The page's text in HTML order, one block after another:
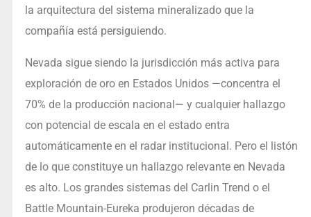
la arquitectura del sistema mineralizado que la
compañía está persiguiendo.
Nevada sigue siendo la jurisdicción más activa para
exploración de oro en Estados Unidos —concentra el
70% de la producción nacional— y cualquier hallazgo
con potencial de escala en el estado entra
automáticamente en el radar institucional. Pero el listón
de lo que constituye un hallazgo relevante en Nevada
es alto. Los grandes sistemas del Carlin Trend o el
Battle Mountain-Eureka produjeron décadas de